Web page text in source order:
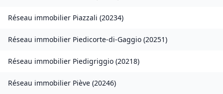
Réseau immobilier Piazzali (20234)
Réseau immobilier Piedicorte-di-Gaggio (20251)
Réseau immobilier Piedigriggio (20218)
Réseau immobilier Piève (20246)